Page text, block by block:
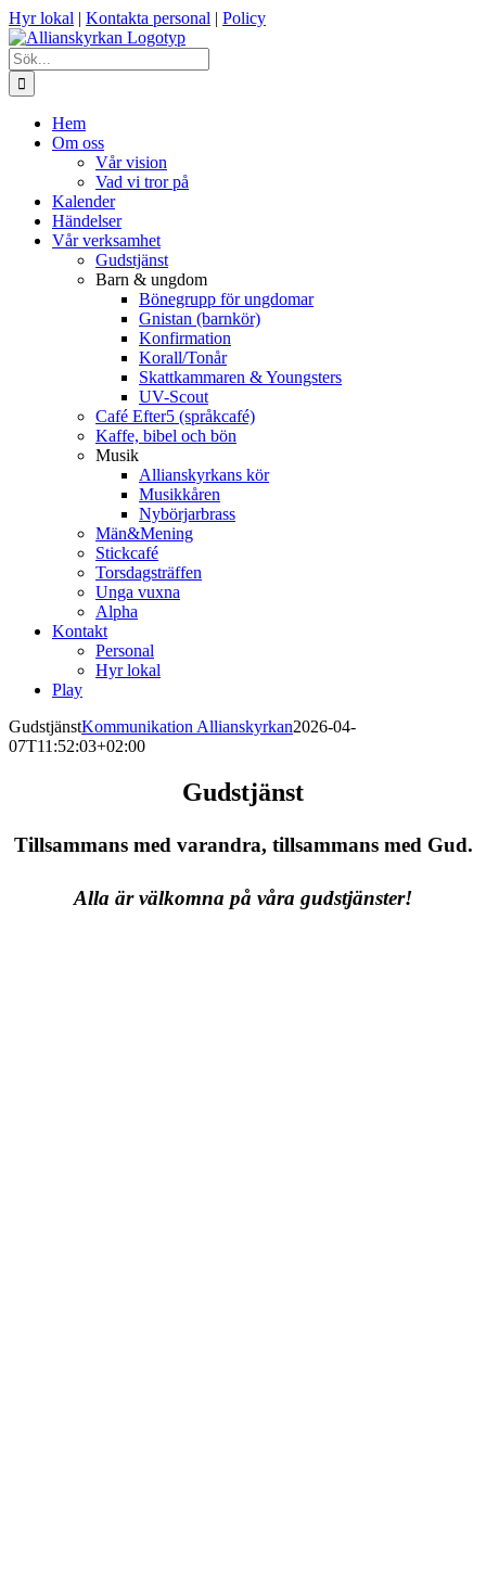
Fortsätt
till
innehållet
Hyr lokal | Kontakta personal | Policy
Sök
efter:
Hem
Om oss
Vår vision
Vad vi tror på
Kalender
Händelser
Vår verksamhet
Gudstjänst
Barn & ungdom
Bönegrupp för ungdomar
Gnistan (barnkör)
Konfirmation
Korall/Tonår
Skattkammaren & Youngsters
UV-Scout
Café Efter5 (språkcafé)
Kaffe, bibel och bön
Musik
Allianskyrkans kör
Musikkåren
Nybörjarbrass
Män&Mening
Stickcafé
Torsdagsträffen
Unga vuxna
Alpha
Kontakt
Personal
Hyr lokal
Play
GudstjänstKommunikation Allianskyrkan2026-04-
07T11:52:03+02:00
Gudstjänst
Tillsammans med varandra, tillsammans med Gud.
Alla är välkomna på våra gudstjänster!